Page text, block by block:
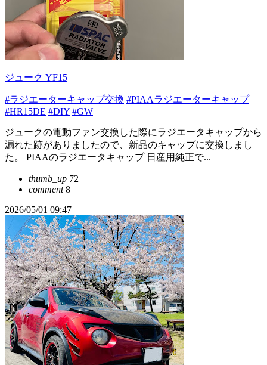
ジューク YF15
#ラジエーターキャップ交換 #PIAAラジエーターキャップ
#HR15DE #DIY #GW
ジュークの電動ファン交換した際にラジエータキャップから
漏れた跡がありましたので、新品のキャップに交換しまし
た。 PIAAのラジエータキャップ 日産用純正で...
thumb_up 72
comment8
2026/05/01 09:47